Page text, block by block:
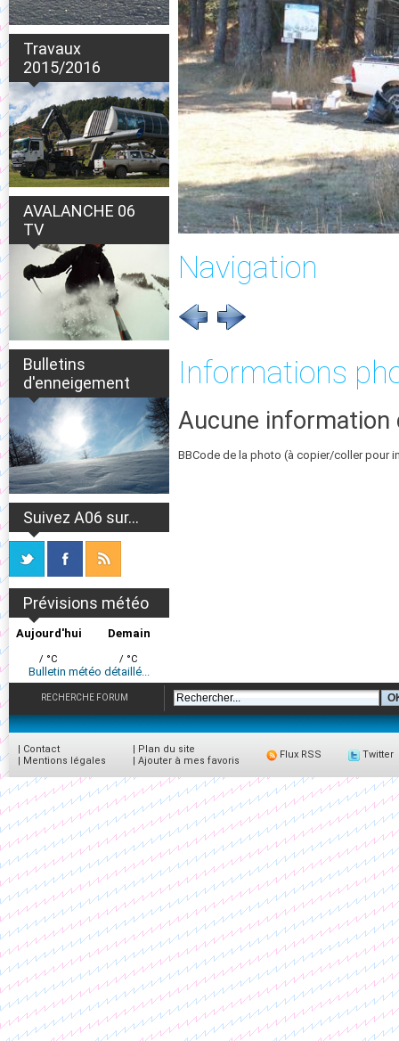
Travaux
2015/2016
AVALANCHE 06
TV
Bulletins
d'enneigement
Suivez A06 sur...
Prévisions météo
Aujourd'hui
/ °C
Demain
/ °C
Bulletin météo détaillé...
Navigation
Informations
Aucune information
BBCode de la photo (à copier/coller pour
RECHERCHE FORUM
| Contact
| Mentions légales
| Plan du site
| Ajouter à mes favoris
Flux RSS Twitter